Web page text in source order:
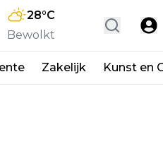
28°C
Bewolkt
Zakelijk Kunst en